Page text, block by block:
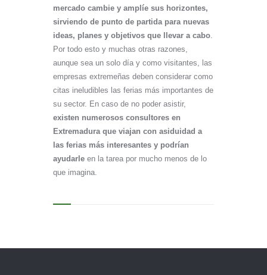
mercado cambie y amplíe sus horizontes,
sirviendo de punto de partida para nuevas
ideas, planes y objetivos que llevar a cabo.
Por todo esto y muchas otras razones,
aunque sea un solo día y como visitantes, las
empresas extremeñas deben considerar como
citas ineludibles las ferias más importantes de
su sector. En caso de no poder asistir,
existen numerosos consultores en
Extremadura que viajan con asiduidad a
las ferias más interesantes y podrían
ayudarle en la tarea por mucho menos de lo
que imagina.